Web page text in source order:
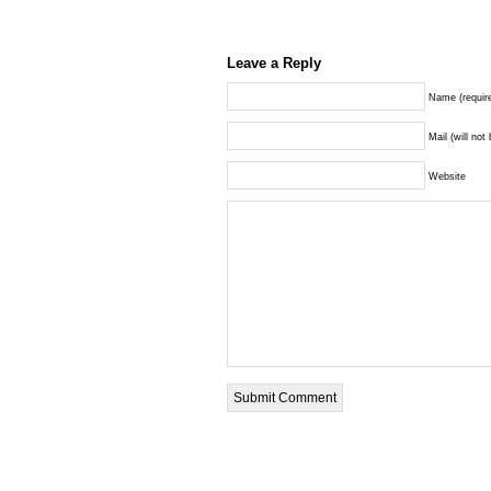
Leave a Reply
Name
Mail (will not
Website